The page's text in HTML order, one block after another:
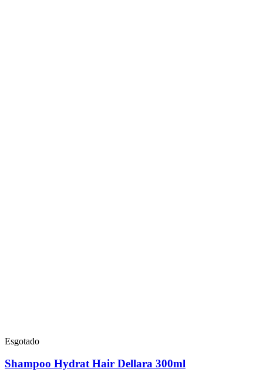
Esgotado
Shampoo Hydrat Hair Dellara 300ml